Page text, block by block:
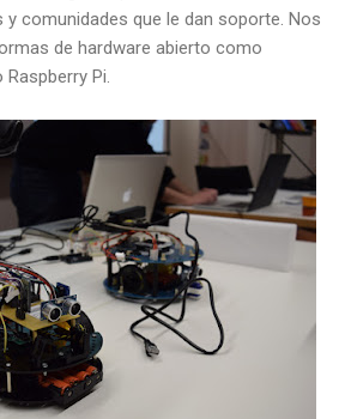
comunidades que le dan soporte. Nos
de hardware abierto como
Pi.